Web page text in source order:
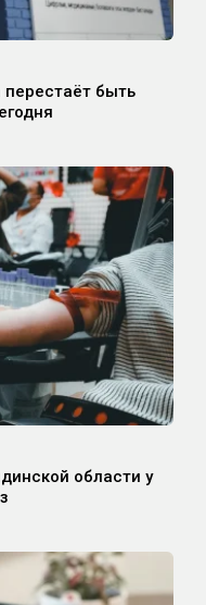
быть
области у